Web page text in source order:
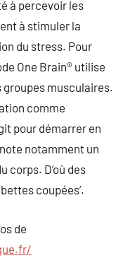
à percevoir les
à stimuler la
du stress. Pour
One Brain® utilise
groupes musculaires.
comme
pour démarrer en
notamment un
corps. D’où des
coupées’.
de